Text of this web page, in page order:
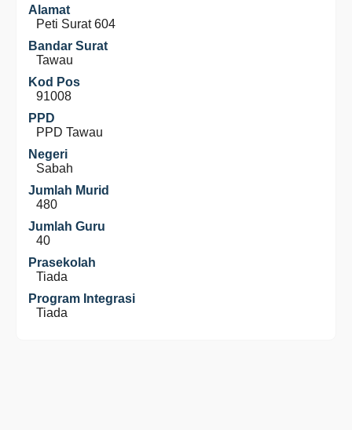
Alamat
Peti Surat 604
Bandar Surat
Tawau
Kod Pos
91008
PPD
PPD Tawau
Negeri
Sabah
Jumlah Murid
480
Jumlah Guru
40
Prasekolah
Tiada
Program Integrasi
Tiada